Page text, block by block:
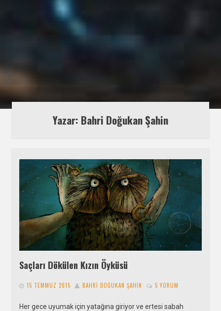
Yazar: Bahri Doğukan Şahin
Saçları Dökülen Kızın Öyküsü
15 TEMMUZ 2015 BAHRI DOĞUKAN ŞAHIN 5 YORUM
Her gece uyumak için yatağına giriyor ve ertesi sabah